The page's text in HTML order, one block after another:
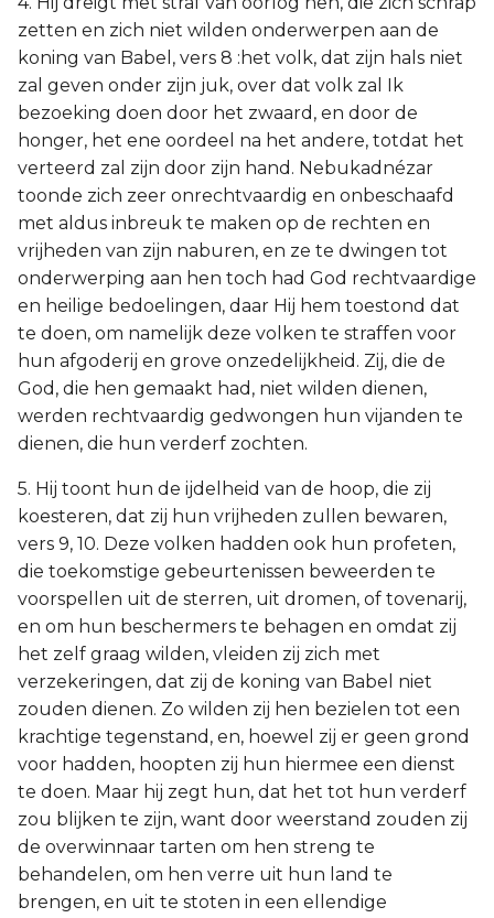
zetten en zich niet wilden onderwerpen aan de
koning van Babel, vers 8 :het volk, dat zijn hals niet
zal geven onder zijn juk, over dat volk zal Ik
bezoeking doen door het zwaard, en door de
honger, het ene oordeel na het andere, totdat het
verteerd zal zijn door zijn hand. Nebukadnézar
toonde zich zeer onrechtvaardig en onbeschaafd
met aldus inbreuk te maken op de rechten en
vrijheden van zijn naburen, en ze te dwingen tot
onderwerping aan hen toch had God rechtvaardige
en heilige bedoelingen, daar Hij hem toestond dat
te doen, om namelijk deze volken te straffen voor
hun afgoderij en grove onzedelijkheid. Zij, die de
God, die hen gemaakt had, niet wilden dienen,
werden rechtvaardig gedwongen hun vijanden te
dienen, die hun verderf zochten.
5. Hij toont hun de ijdelheid van de hoop, die zij
koesteren, dat zij hun vrijheden zullen bewaren,
vers 9, 10. Deze volken hadden ook hun profeten,
die toekomstige gebeurtenissen beweerden te
voorspellen uit de sterren, uit dromen, of tovenarij,
en om hun beschermers te behagen en omdat zij
het zelf graag wilden, vleiden zij zich met
verzekeringen, dat zij de koning van Babel niet
zouden dienen. Zo wilden zij hen bezielen tot een
krachtige tegenstand, en, hoewel zij er geen grond
voor hadden, hoopten zij hun hiermee een dienst
te doen. Maar hij zegt hun, dat het tot hun verderf
zou blijken te zijn, want door weerstand zouden zij
de overwinnaar tarten om hen streng te
behandelen, om hen verre uit hun land te
brengen, en uit te stoten in een ellendige